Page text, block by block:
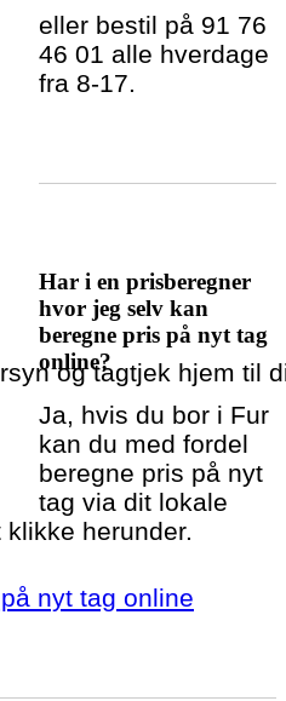
og tagtjek hjem til
eller bestil på 91 76
46 01 alle hverdage
fra 8-17.
Har i en prisberegner
hvor jeg selv kan
beregne pris på nyt tag
online?
Ja, hvis du bor i Fur
kan du med fordel
beregne pris på nyt
tag via dit lokale
herunder.
nyt tag online